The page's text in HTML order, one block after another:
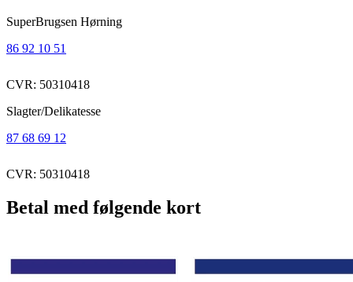
SuperBrugsen Hørning
86 92 10 51
CVR: 50310418
Slagter/Delikatesse
87 68 69 12
CVR: 50310418
Betal med følgende kort